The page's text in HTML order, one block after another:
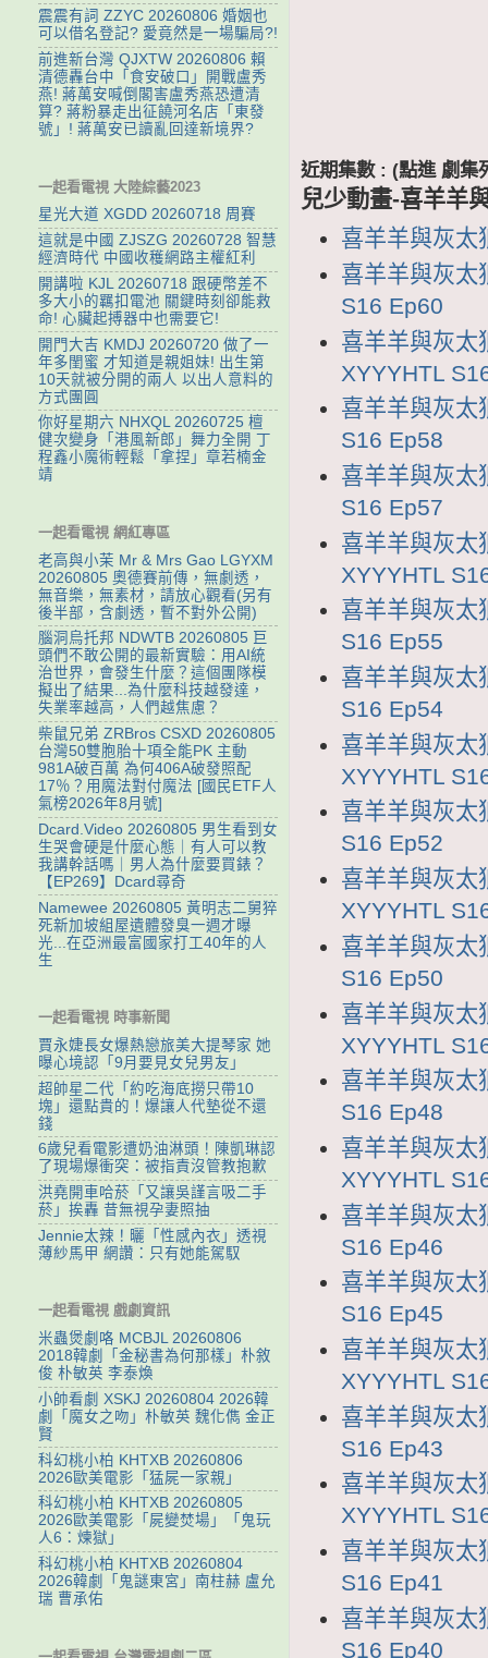
近期集數 : (點進 劇集
兒少動畫-喜羊羊
喜羊羊與灰太
喜羊羊與灰太
S16 Ep60
喜羊羊與灰太
XYYYHTL
喜羊羊與灰太
S16 Ep58
喜羊羊與灰太
S16 Ep57
喜羊羊與灰太
XYYYHTL
喜羊羊與灰太
S16 Ep55
喜羊羊與灰太
S16 Ep54
喜羊羊與灰太
XYYYHTL
喜羊羊與灰太
S16 Ep52
喜羊羊與灰太
XYYYHTL
喜羊羊與灰太
S16 Ep50
喜羊羊與灰太
XYYYHTL
喜羊羊與灰太
S16 Ep48
喜羊羊與灰太
XYYYHTL
喜羊羊與灰太
S16 Ep46
喜羊羊與灰太
S16 Ep45
喜羊羊與灰太
XYYYHTL
喜羊羊與灰太
S16 Ep43
喜羊羊與灰太
XYYYHTL
喜羊羊與灰太
S16 Ep41
喜羊羊與灰太
S16 Ep40
震震有詞 ZZYC 20260806 婚姻也
可以借名登記? 愛竟然是一場騙局?!
前進新台灣 QJXTW 20260806 賴
清德轟台中「食安破口」開戰盧秀
燕! 蔣萬安喊倒閣害盧秀燕恐遭清
算? 蔣粉暴走出征饒河名店「東發
號」! 蔣萬安已讀亂回達新境界?
一起看電視 大陸綜藝2023
星光大道 XGDD 20260718 周賽
這就是中國 ZJSZG 20260728 智慧
經濟時代 中國收穫網路主權紅利
開講啦 KJL 20260718 跟硬幣差不
多大小的羈扣電池 關鍵時刻卻能救
命! 心臟起搏器中也需要它!
開門大吉 KMDJ 20260720 做了一
年多閨蜜 才知道是親姐妹! 出生第
10天就被分開的兩人 以出人意料的
方式團圓
你好星期六 NHXQL 20260725 檀
健次變身「港風新郎」舞力全開 丁
程鑫小魔術輕鬆「拿捏」章若楠金
靖
一起看電視 網紅專區
老高與小茉 Mr & Mrs Gao LGYXM
20260805 奧德賽前傳，無劇透，
無音樂，無素材，請放心觀看(另有
後半部，含劇透，暫不對外公開)
腦洞烏托邦 NDWTB 20260805 巨
頭們不敢公開的最新實驗：用AI統
治世界，會發生什麼？這個團隊模
擬出了結果...為什麼科技越發達，
失業率越高，人們越焦慮？
柴鼠兄弟 ZRBros CSXD 20260805
台灣50雙胞胎十項全能PK 主動
981A破百萬 為何406A破發照配
17％？用魔法對付魔法 [國民ETF人
氣榜2026年8月號]
Dcard.Video 20260805 男生看到女
生哭會硬是什麼心態｜有人可以教
我講幹話嗎｜男人為什麼要買錶？
【EP269】Dcard尋奇
Namewee 20260805 黃明志二舅猝
死新加坡組屋遺體發臭一週才曝
光...在亞洲最富國家打工40年的人
生
一起看電視 時事新聞
賈永婕長女爆熱戀旅美大提琴家 她
曝心境認「9月要見女兒男友」
超帥星二代「約吃海底撈只帶10
塊」還點貴的！爆讓人代墊從不還
錢
6歲兒看電影遭奶油淋頭！陳凱琳認
了現場爆衝突：被指責沒管教抱歉
洪堯開車哈菸「又讓吳謹言吸二手
菸」挨轟 昔無視孕妻照抽
Jennie太辣！曬「性感內衣」透視
薄紗馬甲 網讚：只有她能駕馭
一起看電視 戲劇資訊
米蟲煲劇咯 MCBJL 20260806
2018韓劇「金秘書為何那樣」朴敘
俊 朴敏英 李泰煥
小帥看劇 XSKJ 20260804 2026韓
劇「魔女之吻」朴敏英 魏化儁 金正
賢
科幻桃小柏 KHTXB 20260806
2026歐美電影「猛屍一家親」
科幻桃小柏 KHTXB 20260805
2026歐美電影「屍變焚場」「鬼玩
人6：煉獄」
科幻桃小柏 KHTXB 20260804
2026韓劇「鬼謎東宮」南柱赫 盧允
瑞 曹承佑